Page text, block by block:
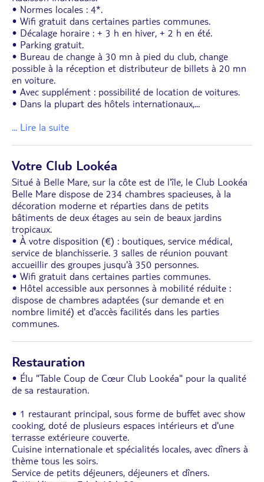
• Normes locales : 4*.
• Wifi gratuit dans certaines parties communes.
• Décalage horaire : + 3 h en hiver, + 2 h en été.
• Parking gratuit.
• Bureau de change à 30 mn à pied du club, change
possible à la réception et distributeur de billets à 20 mn
en voiture.
• Avec supplément : possibilité de location de voitures.
• Dans la plupart des hôtels internationaux,...
... Lire la suite
Votre Club Lookéa
Situé à Belle Mare, sur la côte est de l'île, le Club Lookéa
Belle Mare dispose de 234 chambres spacieuses, à la
décoration moderne et réparties dans de petits
bâtiments de deux étages au sein de beaux jardins
tropicaux.
• À votre disposition (€) : boutiques, service médical,
service de blanchisserie. 3 salles de réunion pouvant
accueillir des groupes jusqu'à 350 personnes.
• Wifi gratuit dans certaines parties communes.
• Hôtel accessible aux personnes à mobilité réduite :
dispose de chambres adaptées (sur demande et en
nombre limité) et d'accès facilités dans les parties
communes.
Restauration
• Élu "Table Coup de Cœur Club Lookéa" pour la qualité
de sa restauration.
• 1 restaurant principal, sous forme de buffet avec show
cooking, doté de plusieurs espaces intérieurs et d'une
terrasse extérieure couverte.
Cuisine internationale et spécialités locales, avec dîners à
thème tous les soirs.
Service de petits déjeuners, déjeuners et dîners.